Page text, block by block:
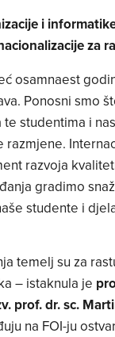
i
za
osamnaest
Ponosni smo
studentima i
razvoja
gradimo
studente i
temelj su za
– istaknula je
prof. dr. sc.
na FOI-ju